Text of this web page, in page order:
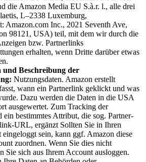
die Amazon Media EU S.à.r. l., alle drei
L–2338 Luxemburg,
Amazon.com Inc., 2021 Seventh Ave,
98121, USA) teil, mit dem wir durch die
bzw. Partnerlinks
erhalten, wenn Dritte darüber etwas
und Beschreibung der
Nutzungsdaten. Amazon erstellt
wann ein Partnerlink geklickt und was
Dazu werden die Daten in die USA
ausgewertet. Zum Tracking der
ein bestimmtes Attribut, die sog. Partner-
URL, ergänzt Sollten Sie in Ihren
sein, kann ggf. Amazon diese
zuordnen. Wenn Sie dies nicht
Sie sich aus Ihrem Account ausloggen.